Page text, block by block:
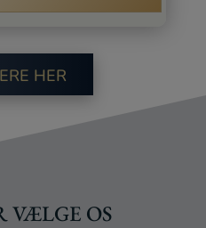
HER
VÆLGE OS